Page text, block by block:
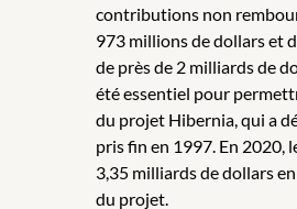
contributions non
973 millions de dollars et
de près de 2 milliards de
été essentiel pour
du projet Hibernia, qui a
pris fin en 1997. En 2020,
3,35 milliards de dollars
du projet.